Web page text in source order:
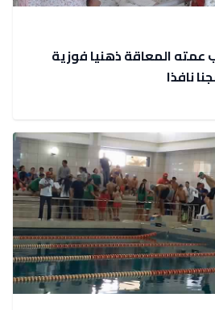
عمته المعاقة ذهنيا فوزية